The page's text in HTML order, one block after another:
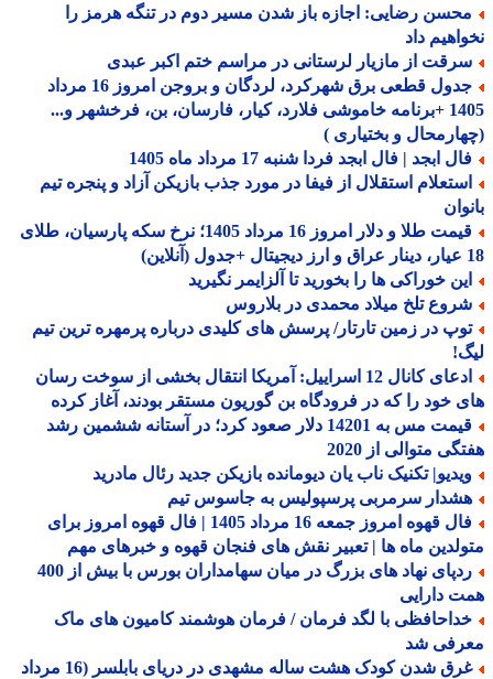
رضایی: اجازه باز شدن مسیر دوم در تنگه هرمز را
داد
از مازیار لرستانی در مراسم ختم اکبر عبدی
جدول قطعی برق شهرکرد، لردگان و بروجن امروز 16 مرداد
1405 +برنامه خاموشی فلارد، کیار، فارسان، بن، فرخشهر و...
و بختیاری )
ابجد | فال ابجد فردا شنبه 17 مرداد ماه 1405
استقلال از فیفا در مورد جذب بازیکن آزاد و پنجره تیم
قیمت طلا و دلار امروز 16 مرداد 1405؛ نرخ سکه پارسیان، طلای
خوراکی ها را بخورید تا آلزایمر نگیرید
تلخ میلاد محمدی در بلاروس
در زمین تارتار/ پرسش های کلیدی درباره پرمهره ترین تیم
ادعای کانال 12 اسراییل: آمریکا انتقال بخشی از سوخت رسان
خود را که در فرودگاه بن گوریون مستقر بودند، آغاز کرده
قیمت مس به 14201 دلار صعود کرد؛ در آستانه ششمین رشد
متوالی از 2020
تکنیک ناب یان دیومانده بازیکن جدید رئال مادرید
سرمربی پرسپولیس به جاسوس تیم
فال قهوه امروز جمعه 16 مرداد 1405 | فال قهوه امروز برای
ماه ها | تعبیر نقش های فنجان قهوه و خبرهای مهم
ردپای نهاد های بزرگ در میان سهامداران بورس با بیش از 400
دارایی
با لگد فرمان / فرمان هوشمند کامیون های ماک
شد
غرق شدن کودک هشت ساله مشهدی در دریای بابلسر (16 مرداد